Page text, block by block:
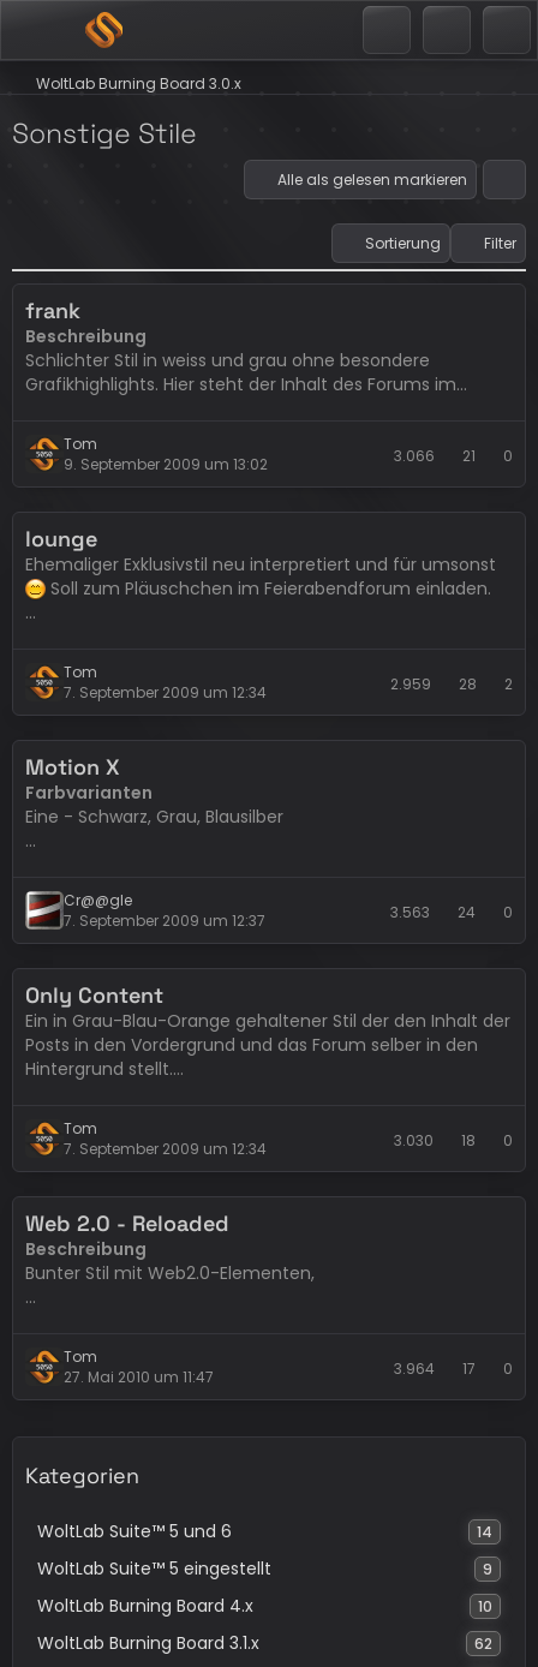
WoltLab Burning Board 3.0.x
Sonstige Stile
Alle als gelesen markieren
Sortierung Filter
frank
Beschreibung
Schlichter Stil in weiss und grau ohne besondere
Grafikhighlights. Hier steht der Inhalt des Forums im
Breite
Bekannte Fehler
Keine
Alternative Header
Momentan keine. Anfragen zu individuellen Logos bitte
Tom
9. September 2009 um 13:02
3.066 21 0
lounge
Ehemaliger Exklusivstil neu interpretiert und für umsonst
Soll zum Pläuschchen im Feierabendforum einladen.
Variabel
Bekannte Fehler
Grafiken, es kommt also zu diversen grauen Balken in
der…
Tom
7. September 2009 um 12:34
2.959 28 2
Motion X
Farbvarianten
Eine - Schwarz, Grau, Blausilber
Fixe Breite
Bekannte Fehler
Behobene Fehler in Version 1.0.1
Aktiver Menüpunkt schließt jetzt auch auf Mac-Systemen
mit dem Main-Hintergrund…
Cr@@gle
7. September 2009 um 12:37
3.563 24 0
Only Content
Ein in Grau-Blau-Orange gehaltener Stil der den Inhalt der
Posts in den Vordergrund und das Forum selber in den
Hintergrund stellt.
Breite
Variabel
Internet Explorer 6: Fehler in der Menüdarstellung da
transparente PNGs im Stil verwendet…
Tom
7. September 2009 um 12:34
3.030 18 0
Web 2.0 - Reloaded
Beschreibung
Bunter Stil mit Web2.0-Elementen,
Breiter als bisher - 850 vs. 950px
Neuer Footer
fast alle Grafiken sind neu erstellt
Alle Abstände und Rundungen sind nun gleich
Tom
27. Mai 2010 um 11:47
3.964 17 0
Kategorien
WoltLab Suite™ 5 und 6 14
WoltLab Suite™ 5 eingestellt 9
WoltLab Burning Board 4.x 10
WoltLab Burning Board 3.1.x 62